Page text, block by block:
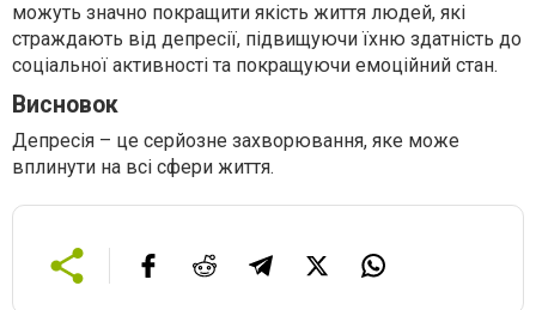
можуть значно покращити якість життя людей, які
страждають від депресії, підвищуючи їхню здатність до
соціальної активності та покращуючи емоційний стан.
Висновок
Депресія – це серйозне захворювання, яке може
вплинути на всі сфери життя.